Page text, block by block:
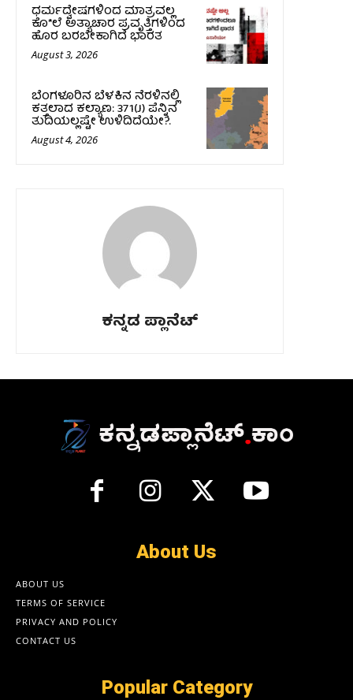
ಧರ್ಮದ್ವೇಷಗಳಿಂದ ಮಾತ್ರವಲ್ಲ
ಕೊ*ಲೆ ಅತ್ಯಾಚಾರ ಪ್ರವೃತ್ತಿಗಳಿಂದ
ಹೊರ ಬರಬೇಕಾಗಿದೆ ಭಾರತ
August 3, 2026
ಬೆಂಗಳೂರಿನ ಬೆಳಕಿನ ನೆರಳಿನಲ್ಲಿ
ಕತ್ತಲಾದ ಕಲ್ಯಾಣ: 371(J) ಪೆನ್ನಿನ
ತುದಿಯಲ್ಲಷ್ಟೇ ಉಳಿದಿದೆಯೇ?.
August 4, 2026
ಕನ್ನಡ ಪ್ಲಾನೆಟ್
About Us
ABOUT US
TERMS OF SERVICE
PRIVACY AND POLICY
CONTACT US
Popular Category